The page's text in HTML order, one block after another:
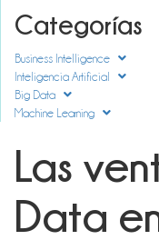
Categorías
Business Intelligence
Inteligencia Artificial
Big Data
Machine Learning
Las
Data